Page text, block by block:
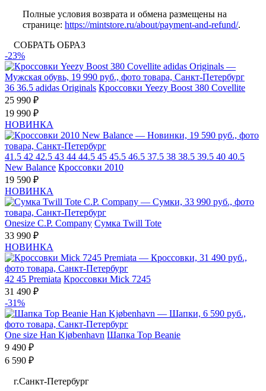
Полные условия возврата и обмена размещены на
странице: https://mintstore.ru/about/payment-and-refund/.
СОБРАТЬ ОБРАЗ
-23%
36 36.5 adidas Originals Кроссовки Yeezy Boost 380 Covellite
25 990 ₽
19 990 ₽
НОВИНКА
41.5 42 42.5 43 44 44.5 45 45.5 46.5 37.5 38 38.5 39.5 40 40.5
New Balance Кроссовки 2010
19 590 ₽
НОВИНКА
Onesize C.P. Company Сумка Twill Tote
33 990 ₽
НОВИНКА
42 45 Premiata Кроссовки Mick 7245
31 490 ₽
-31%
One size Han Kjøbenhavn Шапка Top Beanie
9 490 ₽
6 590 ₽
г.Санкт-Петербург